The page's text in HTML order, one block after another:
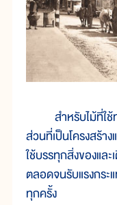
สำหรับไม้ที่ใช้ทำ
ส่วนที่เป็นโครงสร้า
ใช้บรรทุกสิ่งของแล
ตลอดจนรับแรงกระ
ทุกครั้ง